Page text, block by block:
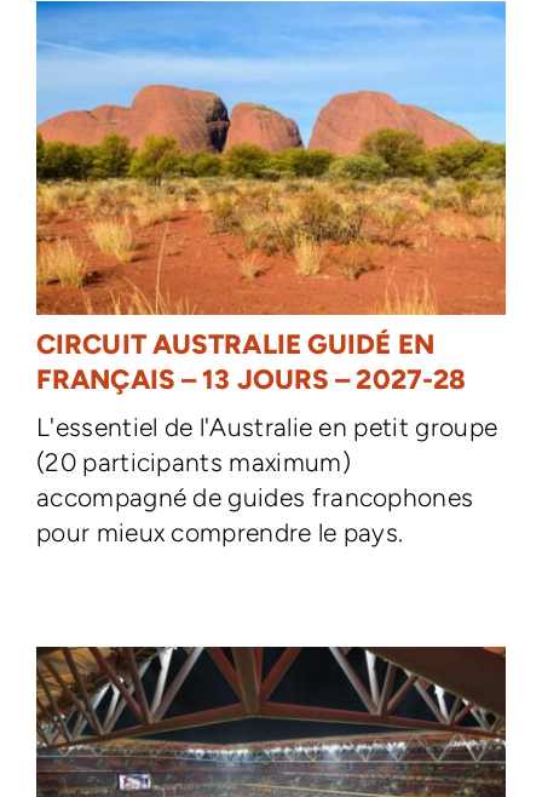
CIRCUIT AUSTRALIE GUIDÉ EN
FRANÇAIS – 13 JOURS – 2027-28
L'essentiel de l'Australie en petit groupe
(20 participants maximum)
accompagné de guides francophones
pour mieux comprendre le pays.